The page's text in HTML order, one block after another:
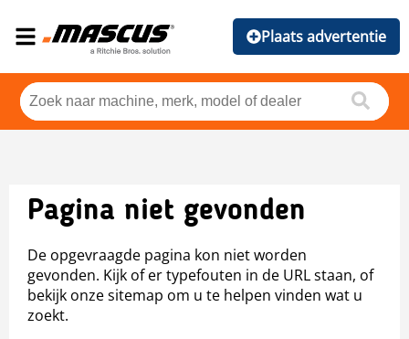
Plaats advertentie
Pagina niet gevonden
De opgevraagde pagina kon niet worden
gevonden. Kijk of er typefouten in de URL staan, of
bekijk onze sitemap om u te helpen vinden wat u
zoekt.